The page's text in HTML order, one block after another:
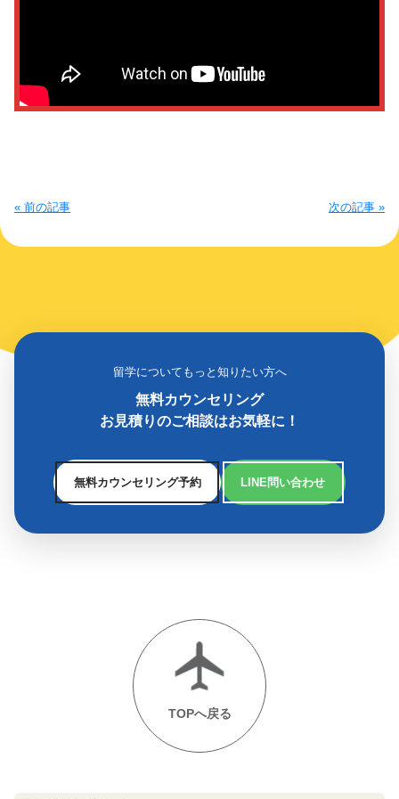
« 前の記事 次の記事 »
留学についてもっと知りたい方へ
無料カウンセリング
お見積りのご相談はお気軽に！
無料カウンセリング予約 LINE問い合わせ
TOPへ戻る